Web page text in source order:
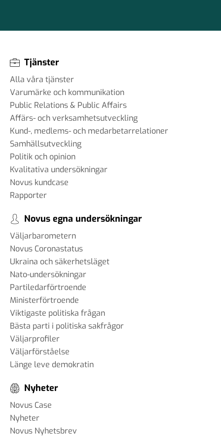
Tjänster
Alla våra tjänster
Varumärke och kommunikation
Public Relations & Public Affairs
Affärs- och verksamhetsutveckling
Kund-, medlems- och medarbetarrelationer
Samhällsutveckling
Politik och opinion
Kvalitativa undersökningar
Novus kundcase
Rapporter
Novus egna undersökningar
Väljarbarometern
Novus Coronastatus
Ukraina och säkerhetsläget
Nato-undersökningar
Partiledarförtroende
Ministerförtroende
Viktigaste politiska frågan
Bästa parti i politiska sakfrågor
Väljarprofiler
Väljarförståelse
Länge leve demokratin
Nyheter
Novus Case
Nyheter
Novus Nyhetsbrev